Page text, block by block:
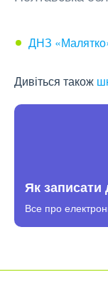
ДНЗ
Дивіться також
Як записати
Все про